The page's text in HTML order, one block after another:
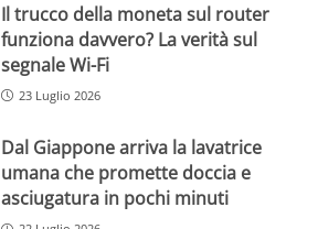
Il trucco della moneta sul router
funziona davvero? La verità sul
segnale Wi-Fi
23 Luglio 2026
Dal Giappone arriva la lavatrice
umana che promette doccia e
asciugatura in pochi minuti